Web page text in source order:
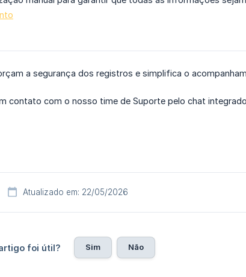
a segurança dos registros e simplifica o
contato com o nosso time de Suporte pelo chat
Atualizado em: 22/05/2026
foi útil? Sim Não